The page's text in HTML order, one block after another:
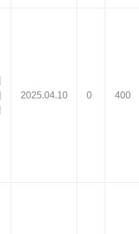
2025.04.10 0 400